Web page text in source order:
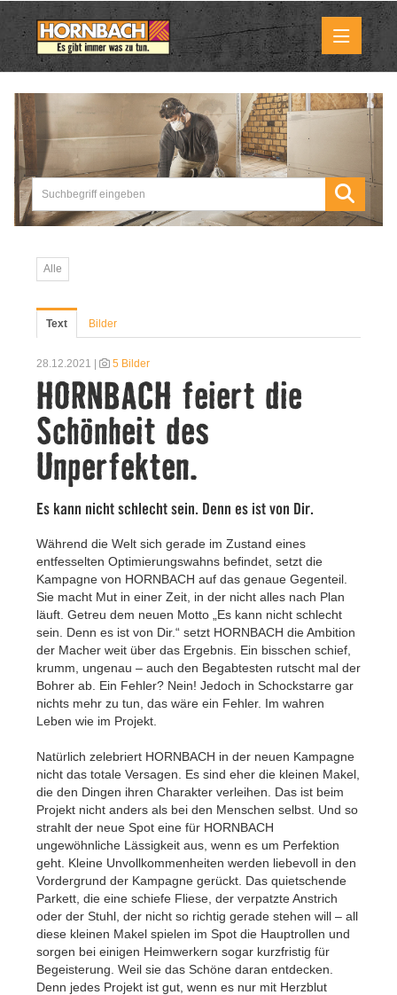
Medienmitteilungen
Pressemitteilungen
Downloads
Marktbilder
Kontakt
Alle
Text Bilder
28.12.2021 | 5 Bilder
HORNBACH feiert die
Schönheit des
Unperfekten.
Es kann nicht schlecht sein. Denn es ist von Dir.
Während die Welt sich gerade im Zustand eines
entfesselten Optimierungswahns befindet, setzt die
Kampagne von HORNBACH auf das genaue Gegenteil.
Sie macht Mut in einer Zeit, in der nicht alles nach Plan
läuft. Getreu dem neuen Motto „Es kann nicht schlecht
sein. Denn es ist von Dir.“ setzt HORNBACH die Ambition
der Macher weit über das Ergebnis. Ein bisschen schief,
krumm, ungenau – auch den Begabtesten rutscht mal der
Bohrer ab. Ein Fehler? Nein! Jedoch in Schockstarre gar
nichts mehr zu tun, das wäre ein Fehler. Im wahren
Leben wie im Projekt.
Natürlich zelebriert HORNBACH in der neuen Kampagne
nicht das totale Versagen. Es sind eher die kleinen Makel,
die den Dingen ihren Charakter verleihen. Das ist beim
Projekt nicht anders als bei den Menschen selbst. Und so
strahlt der neue Spot eine für HORNBACH
ungewöhnliche Lässigkeit aus, wenn es um Perfektion
geht. Kleine Unvollkommenheiten werden liebevoll in den
Vordergrund der Kampagne gerückt. Das quietschende
Parkett, die eine schiefe Fliese, der verpatzte Anstrich
oder der Stuhl, der nicht so richtig gerade stehen will – all
diese kleinen Makel spielen im Spot die Hauptrollen und
sorgen bei einigen Heimwerkern sogar kurzfristig für
Begeisterung. Weil sie das Schöne daran entdecken.
Denn jedes Projekt ist gut, wenn es nur mit Herzblut